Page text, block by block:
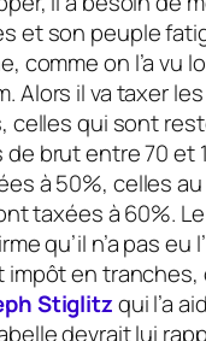
et son peuple
comme on l’a vu
Alors il va taxer
celles qui sont
brut entre 70 et
à 50%, celles au
taxées à 60%.
qu’il n’a pas eu
en tranches,
Stiglitzqui l’a
devrait lui